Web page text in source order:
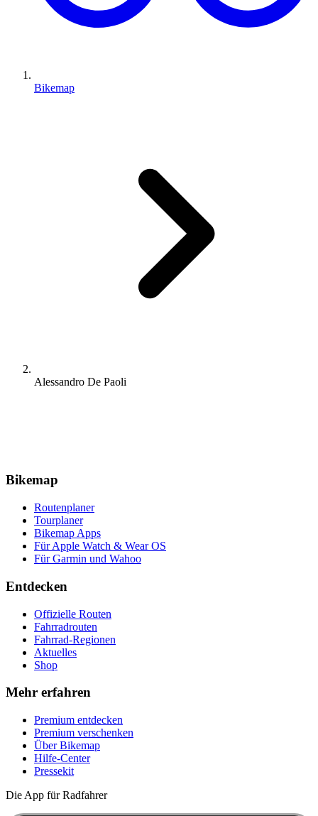
Bikemap
Alessandro De Paoli
Bikemap
Routenplaner
Tourplaner
Bikemap Apps
Für Apple Watch & Wear OS
Für Garmin und Wahoo
Entdecken
Offizielle Routen
Fahrradrouten
Fahrrad-Regionen
Aktuelles
Shop
Mehr erfahren
Premium entdecken
Premium verschenken
Über Bikemap
Hilfe-Center
Pressekit
Die App für Radfahrer